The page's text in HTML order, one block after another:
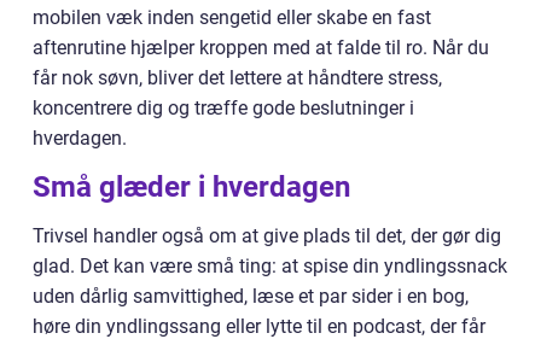
mobilen væk inden sengetid eller skabe en fast
aftenrutine hjælper kroppen med at falde til ro. Når du
får nok søvn, bliver det lettere at håndtere stress,
koncentrere dig og træffe gode beslutninger i
hverdagen.
Små glæder i hverdagen
Trivsel handler også om at give plads til det, der gør dig
glad. Det kan være små ting: at spise din yndlingssnack
uden dårlig samvittighed, læse et par sider i en bog,
høre din yndlingssang eller lytte til en podcast, der får